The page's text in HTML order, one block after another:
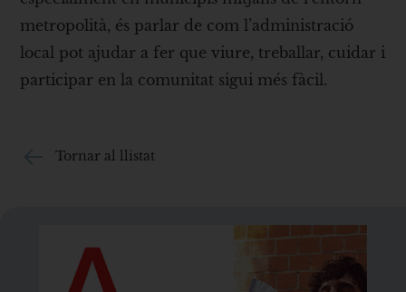
metropolità, és parlar de com l’administració
local pot ajudar a fer que viure, treballar, cuidar i
participar en la comunitat sigui més fàcil.
Tornar al llistat